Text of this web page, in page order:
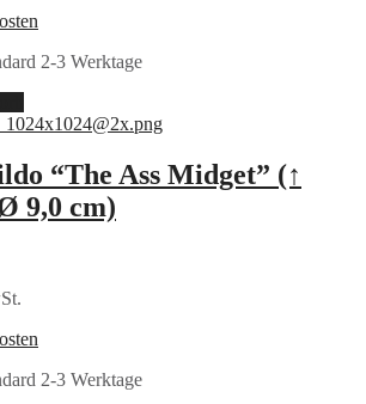
2-3 Werktage
“The Ass Midget” (↑
9,0 cm)
2-3 Werktage